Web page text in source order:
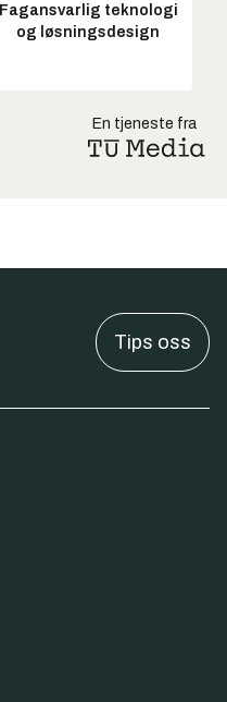
Fagansvarlig teknologi
og løsningsdesign
En tjeneste fra
Tips oss